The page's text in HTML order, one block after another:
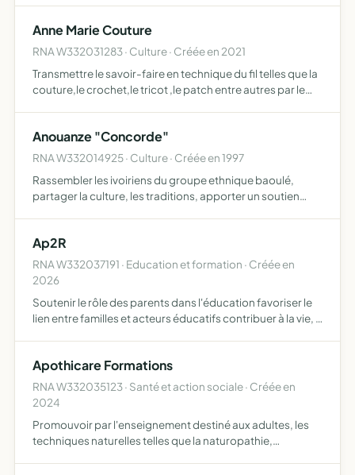
Anne Marie Couture
RNA W332031283 · Culture · Créée en 2021
Transmettre le savoir-faire en technique du fil telles que la
couture,le crochet,le tricot ,le patch entre autres par le
Anouanze "Concorde"
RNA W332014925 · Culture · Créée en 1997
Rassembler les ivoiriens du groupe ethnique baoulé,
partager la culture, les traditions, apporter un soutien
Ap2R
RNA W332037191 · Education et formation · Créée en
2026
Soutenir le rôle des parents dans l'éducation favoriser le
lien entre familles et acteurs éducatifs contribuer à la vie, à
Apothicare Formations
RNA W332035123 · Santé et action sociale · Créée en
2024
Promouvoir par l'enseignement destiné aux adultes, les
techniques naturelles telles que la naturopathie,